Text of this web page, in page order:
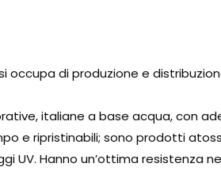
occupa di produzione e
italiane a base acqua, con
e ripristinabili; sono prodotti
UV. Hanno un’ottima